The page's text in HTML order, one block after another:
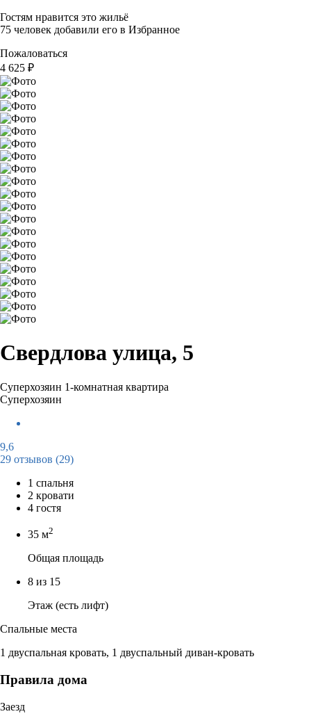
Гостям нравится это жильё
75 человек добавили его в Избранное
Пожаловаться
4 625 ₽
Свердлова улица, 5
Суперхозяин 1-комнатная квартира
Суперхозяин
9,6
29 отзывов (29)
1 спальня
2 кровати
4 гостя
35 м2
Общая площадь
8 из 15
Этаж (есть лифт)
Спальные места
1 двуспальная кровать, 1 двуспальный диван-кровать
Правила дома
Заезд